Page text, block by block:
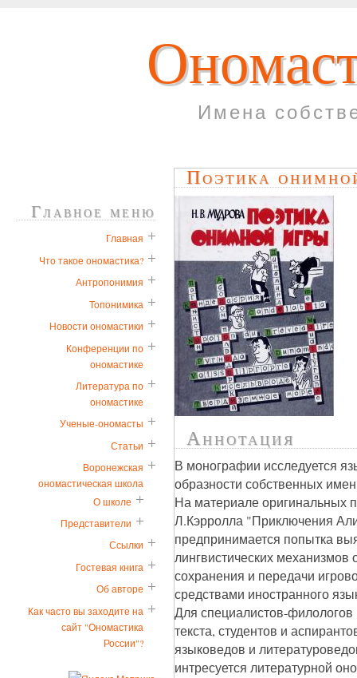
Имена
Поэтика
Аннотация
В монографии исследуется
образности собственных
На материале оригинальных
Л.Кэрролла "Приключения
предпринимается попытка
лингвистических
сохранения и передачи
средствами иностранного
Для специалистов-филологов
текста, студентов и
языковедов и
интресуется литературной
Главное меню
Главная
Что такое ономастика?
Антропонимия
Топонимика
Новости ономастики
Конференции по
ономастике
Литература по
ономастике
Ученые-ономасты
Статьи
Воронежская
ономастическая школа
О школе
Представители
Ссылки
Гостевая книга
Об авторе
Как часто вы заходите на
сайт "Ономастика
России"?